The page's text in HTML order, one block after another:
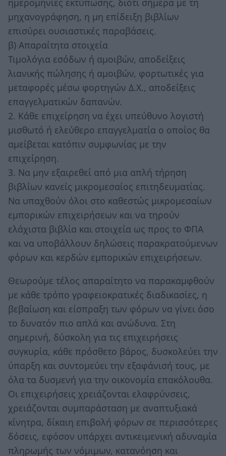
ημερομηνίες εκτύπωσης, διότι σήμερα με τη
μηχανογράφηση, η μη επίδειξη βιβλίων
επισύρει ουσιαστικές παραβάσεις.
β) Απαραίτητα στοιχεία
Τιμολόγια εσόδων ή αμοιβών, αποδείξεις
λιανικής πώλησης ή αμοιβών, φορτωτικές για
μεταφορές μέσω φορτηγών Δ.Χ., αποδείξεις
επαγγελματικών δαπανών.
2. Κάθε επιχείρηση να έχει υπεύθυνο λογιστή
μισθωτό ή ελεύθερο επαγγελματία ο οποίος θα
αμείβεται κατόπιν συμφωνίας με την
επιχείρηση.
3. Να μην εξαιρεθεί από μια απλή τήρηση
βιβλίων κανείς μικρομεσαίος επιτηδευματίας.
Να υπαχθούν όλοι στο καθεστώς μικρομεσαίων
εμπορικών επιχειρήσεων και να τηρούν
ελάχιστα βιβλία και στοιχεία ως προς το ΦΠΑ
και να υποβάλλουν δηλώσεις παρακρατούμενων
φόρων και κερδών εμπορικών επιχειρήσεων.
Θεωρούμε τέλος απαραίτητο να παρακαμφθούν
με κάθε τρόπο γραφειοκρατικές διαδικασίες, η
βεβαίωση και είσπραξη των φόρων να γίνει όσο
το δυνατόν πιο απλά και ανώδυνα. Στη
σημερινή, δύσκολη για τις επιχειρήσεις
συγκυρία, κάθε πρόσθετο βάρος, δυσκολεύει την
ύπαρξη και συντομεύει την εξαφάνισή τους, με
όλα τα δυσμενή για την οικονομία επακόλουθα.
Οι επιχειρήσεις χρειάζονται ελαφρύνσεις,
χρειάζονται συμπαράσταση με αναπτυξιακά
κίνητρα, δίκαιη επιβολή φόρων σε περισσότερες
δόσεις, εφόσον υπάρχει αντικειμενική αδυναμία
πληρωμής των νόμιμων, κατανόηση και